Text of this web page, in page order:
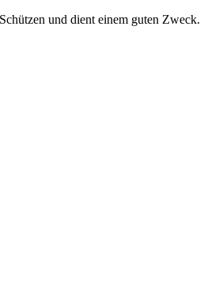
und dient einem guten Zweck.